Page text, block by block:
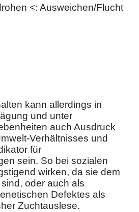
<: Ausweichen/Flucht
kann allerdings in
und unter
auch Ausdruck
Verhältnisses und
für
sein. So bei sozialen
wirken, da sie dem
oder auch als
Defektes als
Zuchtauslese.